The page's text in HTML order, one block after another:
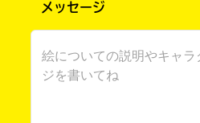
メッセージ